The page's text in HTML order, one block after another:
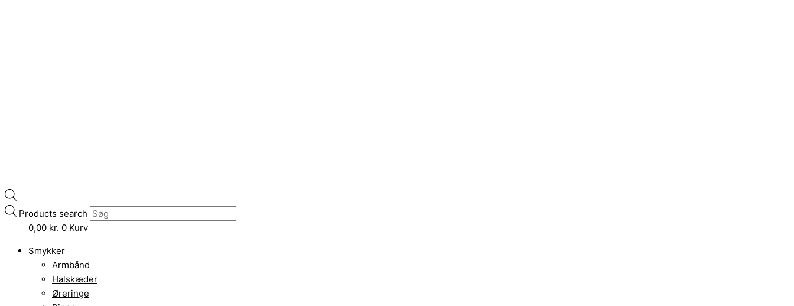
Products search
0,00 kr. 0 Kurv
Smykker
Armbånd
Halskæder
Øreringe